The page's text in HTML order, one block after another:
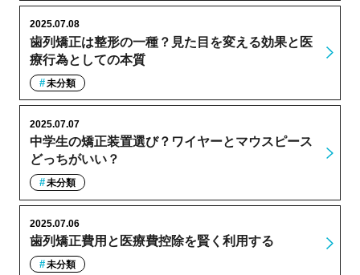
歯列矯正は整形の一種？見た目を変える効果と医
療行為としての本質
2025.07.08
未分類
中学生の矯正装置選び？ワイヤーとマウスピース
どっちがいい？
2025.07.07
未分類
歯列矯正費用と医療費控除を賢く利用する
2025.07.06
未分類